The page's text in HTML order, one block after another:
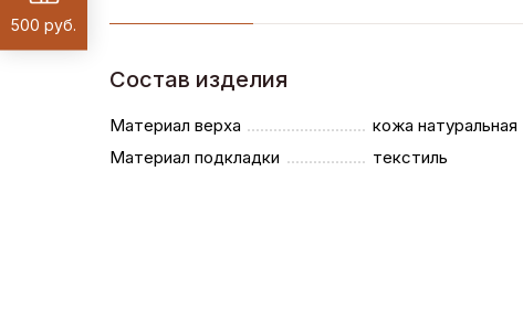
Состав изделия
Материал верха
кожа натуральная
Материал подкладки
текстиль
500 руб.